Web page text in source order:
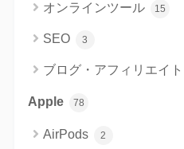
オンラインツール 15
SEO 3
ブログ・アフィリエイト
Apple 78
AirPods 2